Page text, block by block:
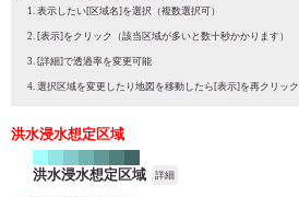
表示したい[区域名]を選択（複数選択可）
[表示]をクリック（該当区域が多いと数十秒かかります）
[詳細]で透過率を変更可能
選択区域を変更したり地図を移動したら[表示]を再クリック
洪水浸水想定区域
洪水浸水想定区域 詳細